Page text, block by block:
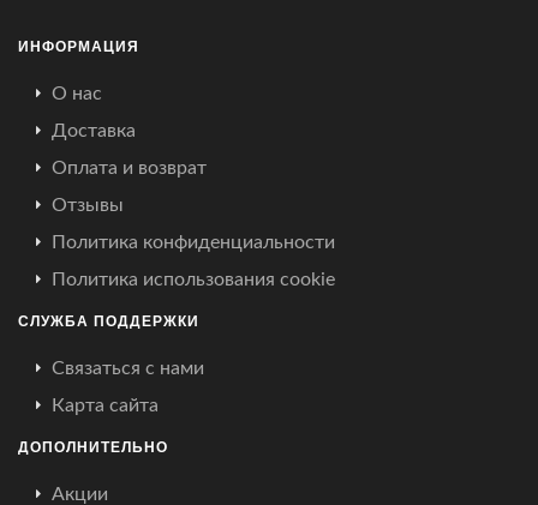
ИНФОРМАЦИЯ
О нас
Доставка
Оплата и возврат
Отзывы
Политика конфиденциальности
Политика использования cookie
СЛУЖБА ПОДДЕРЖКИ
Связаться с нами
Карта сайта
ДОПОЛНИТЕЛЬНО
Акции